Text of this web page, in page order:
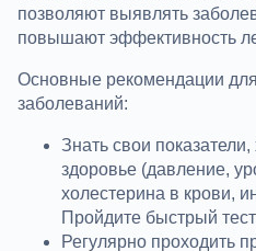
позволяют выявлять
повышают эффективность
Основные рекомендации
заболеваний:
Знать свои
здоровье (давление,
холестерина в крови,
Пройдите быстрый
Регулярно проходить